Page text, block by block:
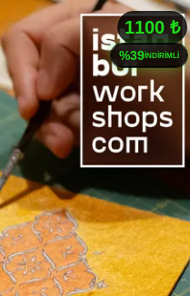
1100₺
%39İNDİRİMLİ